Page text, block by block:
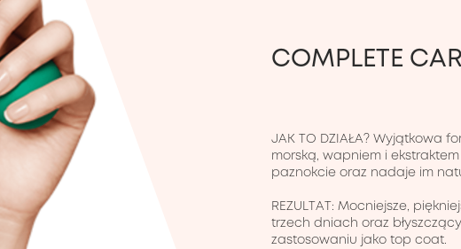
COMPLETE
JAK TO DZIAŁA? Wyjątkowa
morską, wapniem i
paznokcie oraz nadaje im
REZULTAT: Mocniejsze,
trzech dniach oraz
zastosowaniu jako top coat.